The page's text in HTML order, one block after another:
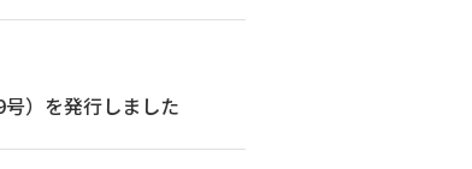
）を発行しました